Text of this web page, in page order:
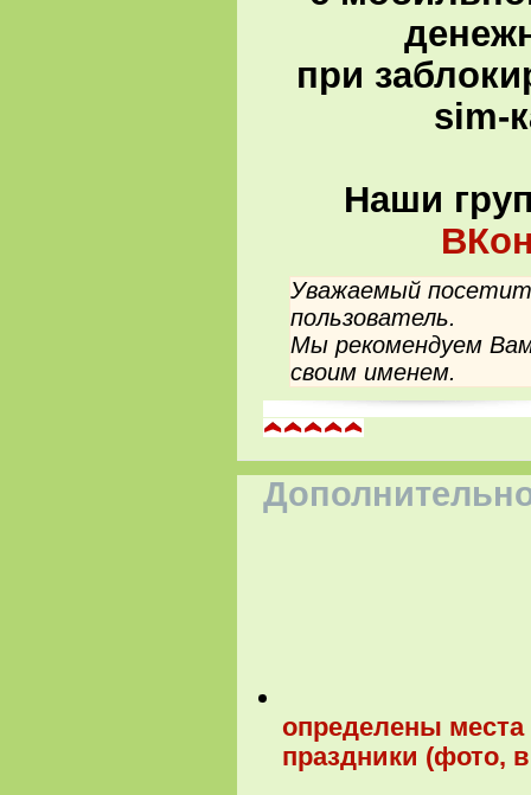
при
sim-
Наши
Уважаемый
пользователь.
Мы рекомендуем
своим именем.
определены
праздники (фото,